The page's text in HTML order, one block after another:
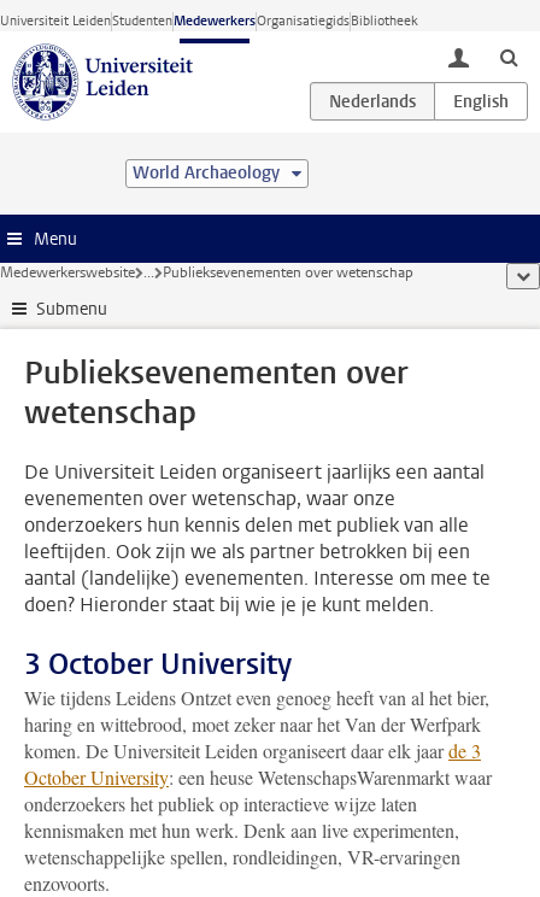
Ga direct naar de inhoud
Universiteit LeidenStudentenMedewerkersOrganisatiegidsBibliotheek
toggle
World Archaeology
Menu
Medewerkerswebsite ... Publieksevenementen over wetenschap
Submenu
Publieksevenementen over
wetenschap
De Universiteit Leiden organiseert jaarlijks een aantal
evenementen over wetenschap, waar onze
onderzoekers hun kennis delen met publiek van alle
leeftijden. Ook zijn we als partner betrokken bij een
aantal (landelijke) evenementen. Interesse om mee te
doen? Hieronder staat bij wie je je kunt melden.
3 October University
Wie tijdens Leidens Ontzet even genoeg heeft van al het bier,
haring en wittebrood, moet zeker naar het Van der Werfpark
komen. De Universiteit Leiden organiseert daar elk jaarde 3
October University: een heuse WetenschapsWarenmarkt waar
onderzoekers het publiek op interactieve wijze laten
kennismaken met hun werk. Denk aan live experimenten,
wetenschappelijke spellen, rondleidingen, VR-ervaringen
enzovoorts.